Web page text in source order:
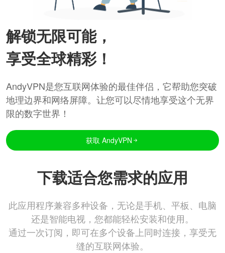
解锁无限可能，
享受全球精彩！
AndyVPN是您互联网体验的最佳伴侣，它帮助您突破
地理边界和网络屏障。让您可以尽情地享受这个无界
限的数字世界！
获取 AndyVPN
下载适合您需求的应用
此应用程序兼容多种设备，无论是手机、平板、电脑
还是智能电视，您都能轻松安装和使用。
通过一次订阅，即可在多个设备上同时连接，享受无
缝的互联网体验。